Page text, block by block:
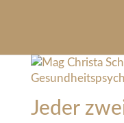
Jeder